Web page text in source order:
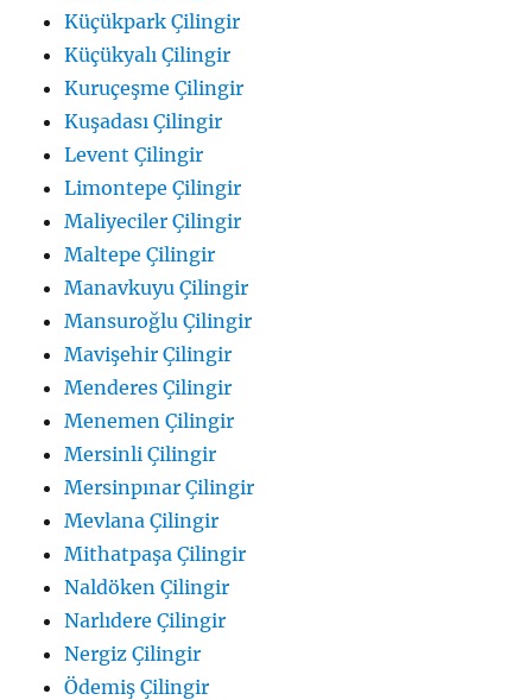
Küçükpark Çilingir
Küçükyalı Çilingir
Kuruçeşme Çilingir
Kuşadası Çilingir
Levent Çilingir
Limontepe Çilingir
Maliyeciler Çilingir
Maltepe Çilingir
Manavkuyu Çilingir
Mansuroğlu Çilingir
Mavişehir Çilingir
Menderes Çilingir
Menemen Çilingir
Mersinli Çilingir
Mersinpınar Çilingir
Mevlana Çilingir
Mithatpaşa Çilingir
Naldöken Çilingir
Narlıdere Çilingir
Nergiz Çilingir
Ödemiş Çilingir